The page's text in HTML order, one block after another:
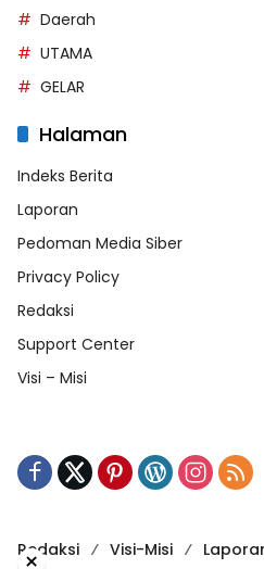
Daerah
UTAMA
GELAR
Halaman
Indeks Berita
Laporan
Pedoman Media Siber
Privacy Policy
Redaksi
Support Center
Visi – Misi
Redaksi Visi-Misi
×